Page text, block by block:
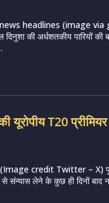
headlines (image via
दिनुशा की अर्धशतकीय पारियों
यूरोपीय T20
credit Twitter – X)
से संन्यास लेने के कुछ ही दिनों